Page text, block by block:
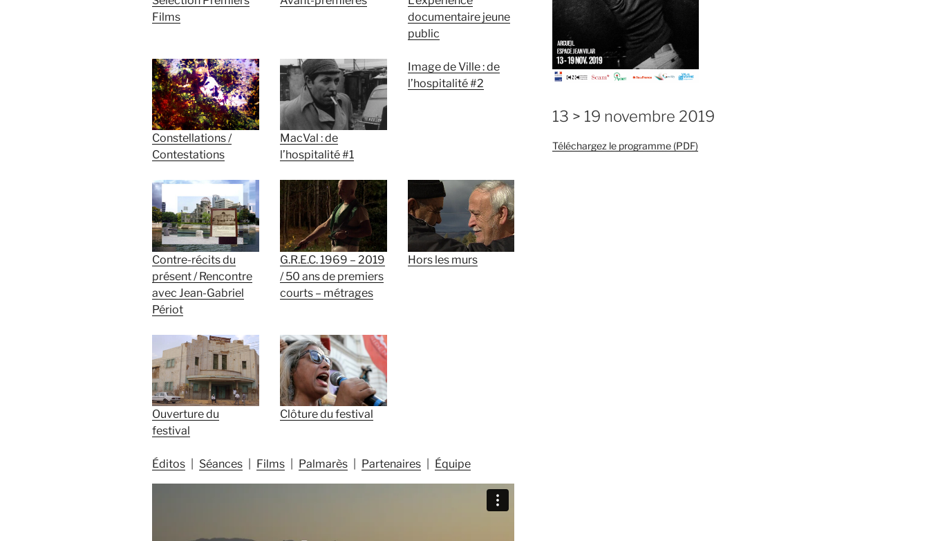
Films
documentaire jeune
public
Constellations /
Contestations
MacVal : de
l’hospitalité #1
Image de Ville : de
l’hospitalité #2
Contre-récits du
présent / Rencontre
avec Jean-Gabriel
Périot
G.R.E.C. 1969 – 2019
/ 50 ans de premiers
courts – métrages
Hors les murs
Ouverture du
festival
Clôture du festival
Éditos Séances Films Palmarès Partenaires Équipe
13 > 19 novembre 2019
Téléchargez le programme (PDF)